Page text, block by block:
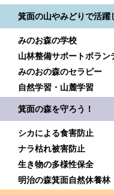
箕面の山やみどりで活躍
みのお森の学校
山林整備サポートボラン
みのおの森のセラピー
自然学習・山麓学習
箕面の森を守ろう！
シカによる食害防止
ナラ枯れ被害防止
生き物の多様性保全
明治の森箕面自然休養林